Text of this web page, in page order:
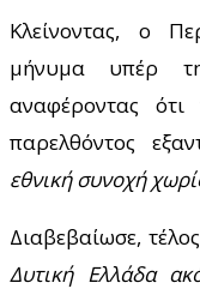
Κλείνοντας, ο
μήνυμα υπέρ
αναφέροντας ότι
παρελθόντος
εθνική συνοχή
Διαβεβαίωσε,
Δυτική Ελλάδα